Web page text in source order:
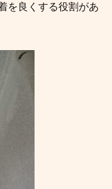
を良くする役割があ